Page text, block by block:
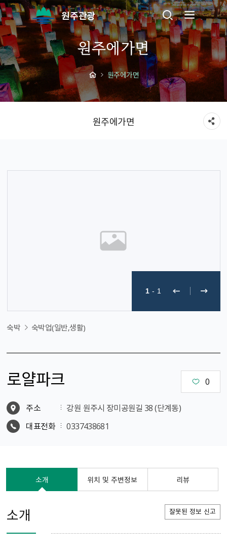
원주관광
원주에가면
원주에가면
원주에가면
1 - 1
숙박 숙박업(일반,생활)
로얄파크 0
주소
강원 원주시 장미공원길 38 (단계동)
대표전화
0337438681
소개 위치 및 주변정보 리뷰
소개 잘못된 정보 신고